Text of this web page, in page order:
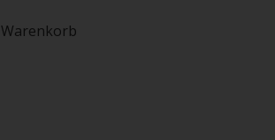
Warenkorb